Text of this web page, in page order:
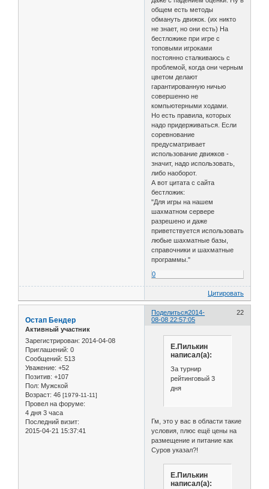
общем есть методы
обмануть движок. (их никто
не знает, но они есть) На
бестложике при игре с
топовыми игроками
постоянно сталкиваюсь с
проблемой, когда они черным
цветом делают
гарантированную ничью
совершенно не
компьютерными ходами.
Но есть правила, которых
надо придерживаться. Если
соревнование
предусматривает
использование движков -
значит, надо использовать,
либо наоборот.
А вот цитата с сайта
бестложик:
"Для игры на нашем
шахматном сервере
разрешено и даже
приветствуется использовать
любые шахматные базы,
справочники и шахматные
программы."
0
Цитировать
Поделиться 22
2014-
08-08 22:57:05
Остап Бендер
Активный участник
Зарегистрирован: 2014-04-08
Приглашений: 0
Сообщений: 513
Уважение: +52
Позитив: +107
Пол: Мужской
Возраст: 46 [1979-11-11]
Провел на форуме:
4 дня 3 часа
Последний визит:
2015-04-21 15:37:41
Е.Пилькин
написал(а):
За турнир
рейтинговый 3
дня
Гм, это у вас в области такие
условия, плюс ещё цены на
размещение и питание как
Суров указал?!
Е.Пилькин
написал(а):